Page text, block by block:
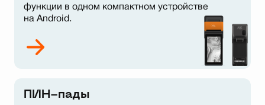
ПИН-пады
функции в одном компактном устройстве
на Android.